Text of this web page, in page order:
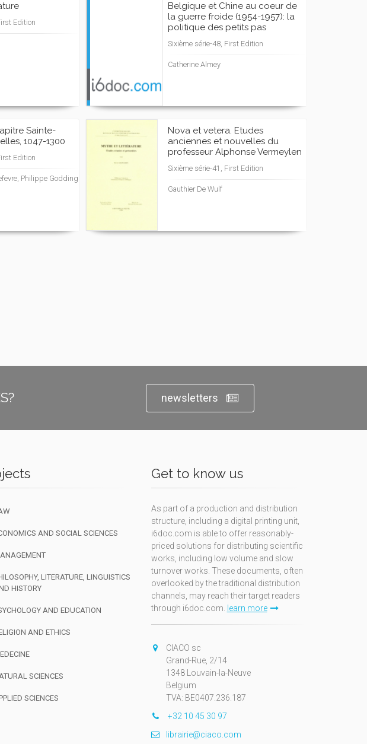
Edition
Belgique et Chine au coeur de
la guerre froide (1954-1957): la
politique des petits pas
Sixième série-48, First Edition
Catherine Almey
Sainte-
1047-1300
Edition
Philippe Godding
Nova et vetera. Etudes
anciennes et nouvelles du
professeur Alphonse Vermeylen
Sixième série-41, First Edition
Gauthier De Wulf
newsletters
AND SOCIAL SCIENCES
LITERATURE, LINGUISTICS
HISTORY
AND EDUCATION
AND ETHICS
SCIENCES
SCIENCES
Get to know us
As part of a production and distribution
structure, including a digital printing unit,
i6doc.com is able to offer reasonably-
priced solutions for distributing scientific
works, including low volume and slow
turnover works. These documents, often
overlooked by the traditional distribution
channels, may reach their target readers
through i6doc.com.
learn more
CIACO sc
Grand-Rue, 2/14
1348 Louvain-la-Neuve
Belgium
TVA: BE0407.236.187
+32 10 45 30 97
librairie@ciaco.com